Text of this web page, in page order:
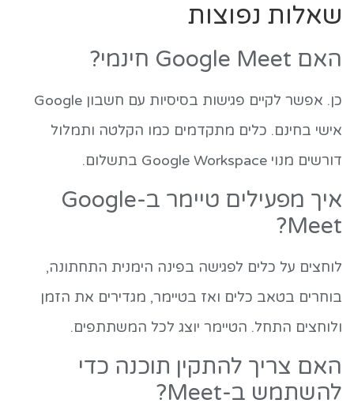
שאלות נפוצות
האם Google Meet חינמי?
כן. אפשר לקיים פגישות בסיסיות עם חשבון Google
אישי בחינם. כלים מתקדמים כמו הקלטה ותמלול
דורשים מנוי Google Workspace בתשלום.
איך מפעילים טיימר ב-Google
Meet?
לוחצים על כלים לפגישה בפינה הימנית התחתונה,
בוחרים בטאב כלים ואז בטיימר, מגדירים את הזמן
ולוחצים התחל. הטיימר יוצג לכל המשתתפים.
האם צריך להתקין תוכנה כדי
להשתמש ב-Meet?